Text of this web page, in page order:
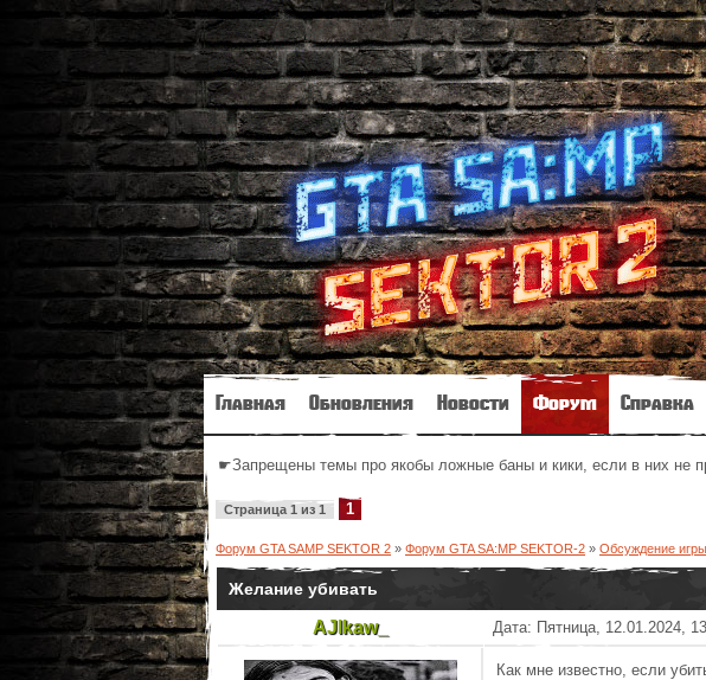
Главная Обновления Новости Форум Справка
☛Запрещены темы про якобы ложные баны и кики, если в них не
Страница 1 из 1 1
Форум GTA SAMP SEKTOR 2 » Форум GTA SA:MP SEKTOR-2 » Обсуждение игры
Желание убивать
AJlkaw_ Дата: Пятница, 12.01.2024,
Как мне известно, если